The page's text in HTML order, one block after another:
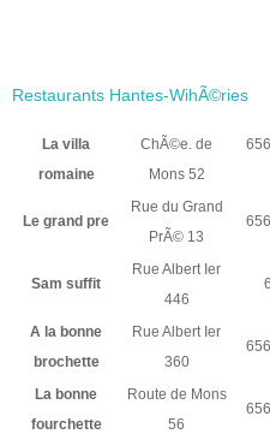
Restaurants Hantes-WihÃ©ries
La villa
romaine
ChÃ©e. de
Mons 52
Le grand pre
Rue du Grand
PrÃ© 13
Sam suffit
Rue Albert Ier
446
A la bonne
brochette
Rue Albert Ier
360
La bonne
fourchette
Route de Mons
56